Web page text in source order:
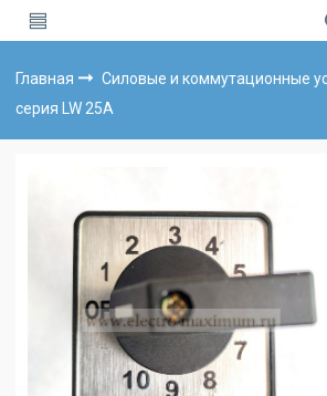
Главная
Силовые и коммутационные
серия LW 25А